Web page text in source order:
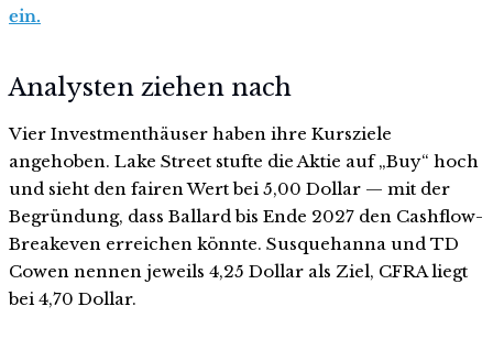
ein.
Analysten ziehen nach
Vier Investmenthäuser haben ihre Kursziele
angehoben. Lake Street stufte die Aktie auf „Buy“ hoch
und sieht den fairen Wert bei 5,00 Dollar — mit der
Begründung, dass Ballard bis Ende 2027 den Cashflow-
Breakeven erreichen könnte. Susquehanna und TD
Cowen nennen jeweils 4,25 Dollar als Ziel, CFRA liegt
bei 4,70 Dollar.